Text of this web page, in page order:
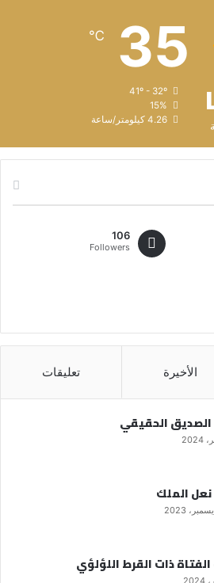
35
℃
41º - 32º
15%
4.26 كيلومتر/ساعة
106
Followers
الأخيرة تعليقات
الحقيقي
الملك
ذات القرط اللؤلؤي